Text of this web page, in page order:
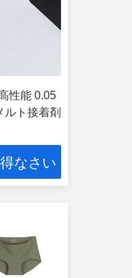
性能 0.05
ルト接着剤
なさい